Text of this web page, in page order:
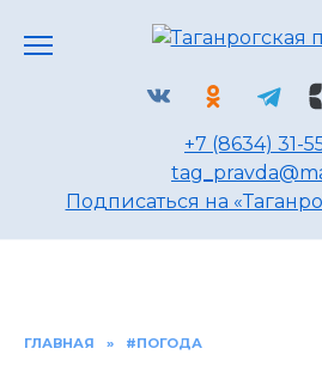
+7 (8634) 31-
Подписаться на
ГЛАВНАЯ » #ПОГОДА